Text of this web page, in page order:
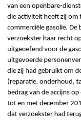
van een openbare-
die activiteit heeft zij om
commerciële gasolie.
verzoekster haar recht
uitgeoefend voor de
uitgevoerde
die zij had gebruikt om
(reparatie, onderhoud,
bedrag van de accijns
tot en met december
dat verzoekster had